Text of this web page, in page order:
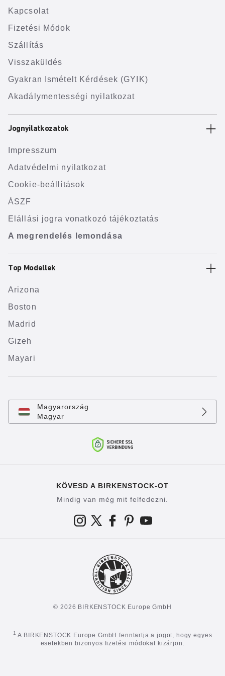
Kapcsolat
Fizetési Módok
Szállítás
Visszaküldés
Gyakran Ismételt Kérdések (GYIK)
Akadálymentességi nyilatkozat
Jognyilatkozatok
Impresszum
Adatvédelmi nyilatkozat
Cookie-beállítások
ÁSZF
Elállási jogra vonatkozó tájékoztatás
A megrendelés lemondása
Top Modellek
Arizona
Boston
Madrid
Gizeh
Mayari
Magyarország
Magyar
KÖVESD A BIRKENSTOCK-OT
Mindig van még mit felfedezni.
© 2026 BIRKENSTOCK Europe GmbH
1 A BIRKENSTOCK Europe GmbH fenntartja a jogot, hogy egyes
esetekben bizonyos fizetési módokat kizárjon.